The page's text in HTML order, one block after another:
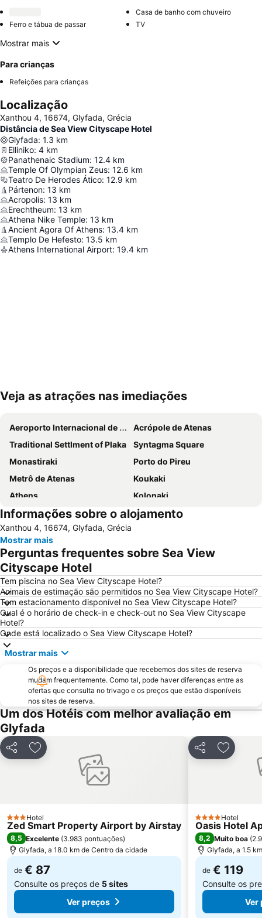
Casa de banho com chuveiro
Ferro e tábua de passar
TV
Mostrar mais
Para crianças
Refeições para crianças
Localização
Xanthou 4, 16674, Glyfada, Grécia
Distância de Sea View Cityscape Hotel
Glyfada: 1.3 km
Elliniko: 4 km
Panathenaic Stadium: 12.4 km
Temple Of Olympian Zeus: 12.6 km
Teatro De Herodes Ático: 12.9 km
Pártenon: 13 km
Acropolis: 13 km
Erechtheum: 13 km
Athena Nike Temple: 13 km
Ancient Agora Of Athens: 13.4 km
Templo De Hefesto: 13.5 km
Athens International Airport: 19.4 km
Ampliar mapa
Veja as atrações nas imediações
Aeroporto Internacional de Atenas
Acrópole de Atenas
Traditional Settlment of Plaka
Syntagma Square
Monastiraki
Porto do Pireu
Metrô de Atenas
Koukaki
Athens
Kolonaki
Parthenon
Lavrio Port
Psirri
Megaron - Athens International Conference Centre
Christmas at Syntagma Square
Vouliagmeni Beach
War Museum
Odeon de Herodes Ático
Templo de Zeus Olímpico
Areios Pagos
Omonia
Avlaki
Templo de Poseidon
OAKA Olympic Stadium
Rafina Port
Peiraiki
Passeio por Atenas
Pedion Areos
Neo Iraklio Attikis
Temple of Rome and Augustus
Thissio
Egaleo
Agia Paraskevi
Metropolitan EXPO
Makronisos
Ναοῦ Agia Paraskevi
Merlin de Douai Mansion The Embassy of France
Aeolou street
Esrever On
Exarchion square
Informações sobre o alojamento
Xanthou 4, 16674, Glyfada, Grécia
Mostrar mais
Perguntas frequentes sobre Sea View
Cityscape Hotel
Tem piscina no Sea View Cityscape Hotel?
Animais de estimação são permitidos no Sea View Cityscape Hotel?
Tem estacionamento disponível no Sea View Cityscape Hotel?
Qual é o horário de check-in e check-out no Sea View Cityscape
Hotel?
Onde está localizado o Sea View Cityscape Hotel?
Mostrar mais
Os preços e a disponibilidade que recebemos dos sites de reserva
mudam frequentemente. Como tal, pode haver diferenças entre as
ofertas que consulta no trivago e os preços que estão disponíveis
nos sites de reserva.
Um dos Hotéis com melhor avaliação em
Glyfada
PartilharAdicionar aos favoritos
3 Estrelas
Hotel
Zed Smart Property Airport by Airstay
8,5 Excelente (3.983 pontuações)
Glyfada, a 18.0 km de Centro da cidade
de € 87
Consulte os preços de 5 sites
Ver preços
Partilhar
4 Estrelas
Hotel
Oasis Hotel
8,2 Muito boa (
Glyfada, a 1.5
de € 119
Consulte os
Ver